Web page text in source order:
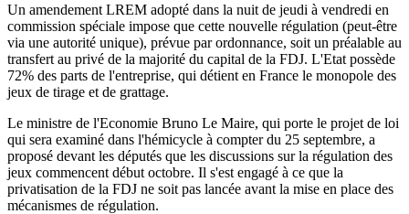
Un amendement LREM adopté dans la nuit de jeudi à vendredi en
commission spéciale impose que cette nouvelle régulation (peut-être
via une autorité unique), prévue par ordonnance, soit un préalable au
transfert au privé de la majorité du capital de la FDJ. L'Etat possède
72% des parts de l'entreprise, qui détient en France le monopole des
jeux de tirage et de grattage.
Le ministre de l'Economie Bruno Le Maire, qui porte le projet de loi
qui sera examiné dans l'hémicycle à compter du 25 septembre, a
proposé devant les députés que les discussions sur la régulation des
jeux commencent début octobre. Il s'est engagé à ce que la
privatisation de la FDJ ne soit pas lancée avant la mise en place des
mécanismes de régulation.